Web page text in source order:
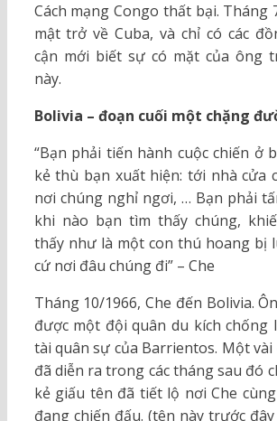
Cách mạng Congo thất bại. Tháng
mật trở về Cuba, và chỉ có các
cận mới biết sự có mặt của ông
này.
Bolivia – đoạn cuối một chặng
“Bạn phải tiến hành cuộc chiến ở
kẻ thù bạn xuất hiện: tới nhà cửa
nơi chúng nghỉ ngơi, … Bạn phải
khi nào bạn tìm thấy chúng,
thấy như là một con thú hoang bị
cứ nơi đâu chúng đi” – Che
Tháng 10/1966, Che đến Bolivia.
được một đội quân du kích chống
tài quân sự của Barrientos. Một
đã diễn ra trong các tháng sau đó
kẻ giấu tên đã tiết lộ nơi Che
đang chiến đấu. (tên này trước